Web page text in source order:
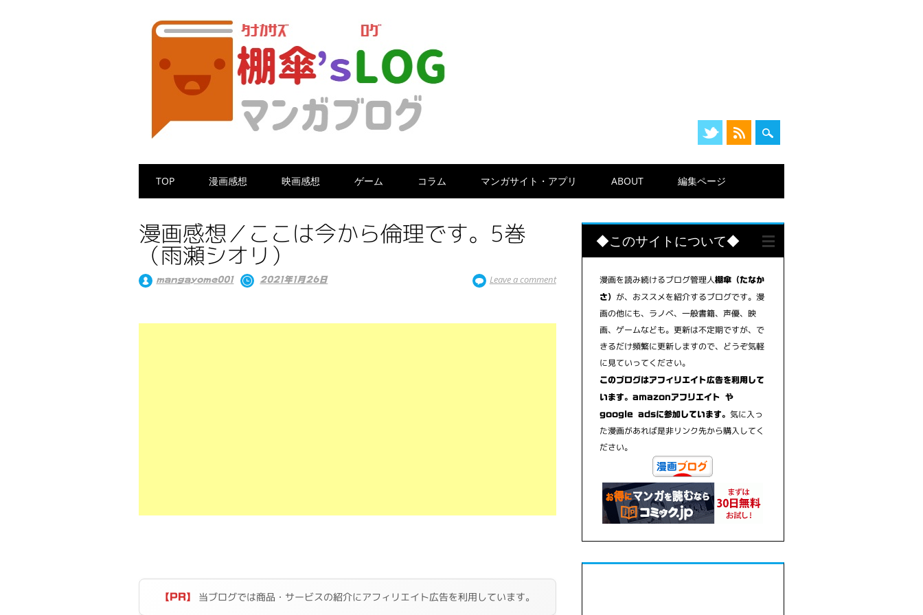
Main menu
TOP 漫画感想 映画感想 ゲーム コラム マンガサイト・アプリ ABOUT 編集ページ
漫画感想／ここは今から倫理です。5巻
（雨瀬シオリ）
mangayome001 2021年1月26日 Leave a comment
【PR】 当ブログでは商品・サービスの紹介にアフィリエイト広告を利用しています。
◆このサイトについて◆
漫画を読み続けるブログ管理人棚傘（たなか
さ） が、おススメを紹介するブログです。漫
画の他にも、ラノベ、一般書籍、声優、映
画、ゲームなども。更新は不定期ですが、で
きるだけ頻繁に更新しますので、どうぞ気軽
に見ていってください。
このブログはアフィリエイト広告を利用して
います。amazonアフリエイト や
google adsに参加しています。気に入っ
た漫画があれば是非リンク先から購入してく
ださい。